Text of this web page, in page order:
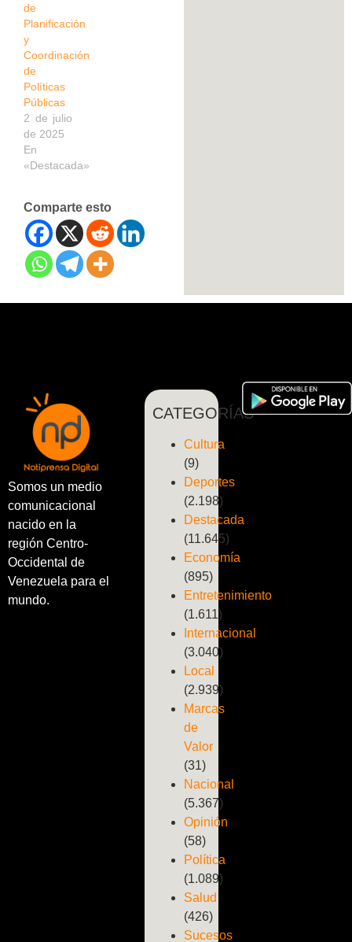
de
Planificación
y
Coordinación
de
Políticas
Públicas
2 de julio
de 2025
En
«Destacada»
Comparte esto
Somos un medio
comunicacional
nacido en la
región Centro-
Occidental de
Venezuela para el
mundo.
CATEGORÍAS
Cultura
(9)
Deportes
(2.198)
Destacada
(11.645)
Economía
(895)
Entretenimiento
(1.611)
Internacional
(3.040)
Local
(2.939)
Marcas
de
Valor
(31)
Nacional
(5.367)
Opinión
(58)
Política
(1.089)
Salud
(426)
Sucesos